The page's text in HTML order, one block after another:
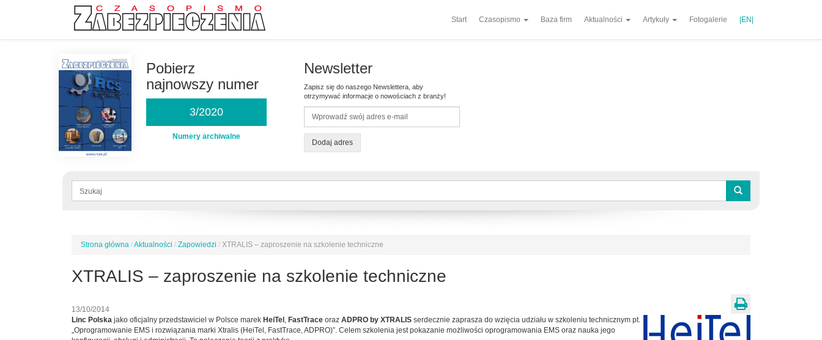
Start Czasopismo Baza firm Aktualności Artykuły Fotogalerie |EN|
Pobierz
najnowszy numer
3/2020
Numery archiwalne
Newsletter
Zapisz się do naszego Newslettera, aby
otrzymywać informacje o nowościach z branży!
Dodaj adres
Formularz
Jesteś
Strona główna /Aktualności / Zapowiedzi / XTRALIS – zaproszenie na szkolenie techniczne
XTRALIS – zaproszenie na szkolenie techniczne
13/10/2014
Linc Polska jako oficjalny przedstawiciel w Polsce marek HeiTel , FastTrace oraz ADPRO by XTRALIS serdecznie zaprasza do wzięcia udziału w szkoleniu technicznym pt.
„Oprogramowanie EMS i rozwiązania marki Xtralis (HeiTel, FastTrace, ADPRO)”. Celem szkolenia jest pokazanie możliwości oprogramowania EMS oraz nauka jego